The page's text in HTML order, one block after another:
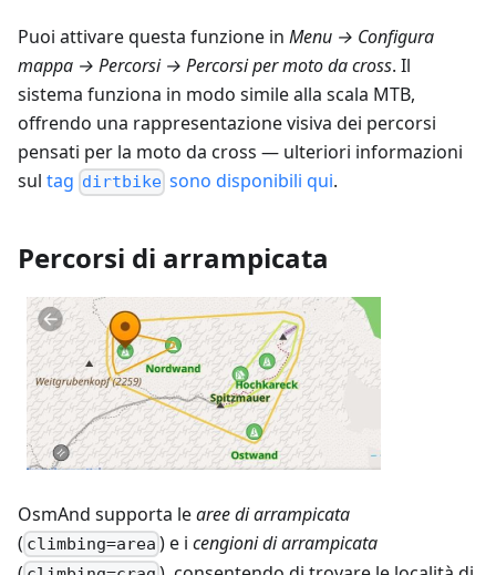
Puoi attivare questa funzione in Menu → Configura
mappa → Percorsi → Percorsi per moto da cross. Il
sistema funziona in modo simile alla scala MTB,
offrendo una rappresentazione visiva dei percorsi
pensati per la moto da cross — ulteriori informazioni
sul tag dirtbike sono disponibili qui.
Percorsi di arrampicata
OsmAnd supporta learee di arrampicata
( climbing=area ) e icengioni di arrampicata